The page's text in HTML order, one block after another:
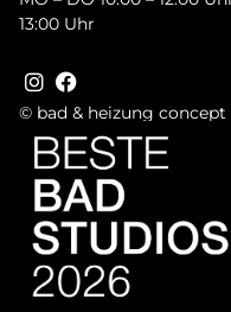
© bad & heizung concept
13:00 Uhr